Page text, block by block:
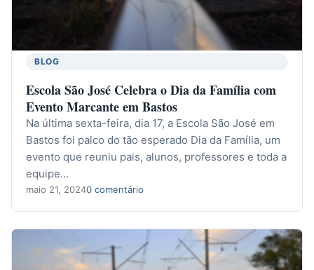
BLOG
Escola São José Celebra o Dia da Família com
Evento Marcante em Bastos
Na última sexta-feira, dia 17, a Escola São José em
Bastos foi palco do tão esperado Dia da Família, um
evento que reuniu pais, alunos, professores e toda a
equipe…
maio 21, 20240 comentário